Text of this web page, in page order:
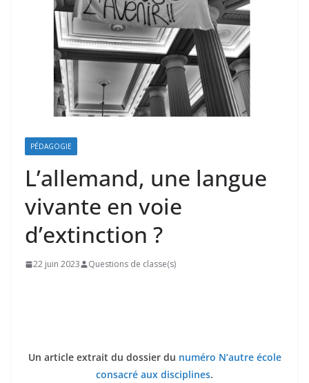
PÉDAGOGIE
L’allemand, une langue
vivante en voie
d’extinction ?
22 juin 2023 Questions de classe(s)
Un article extrait du dossier du numéro N’autre école
consacré aux disciplines.